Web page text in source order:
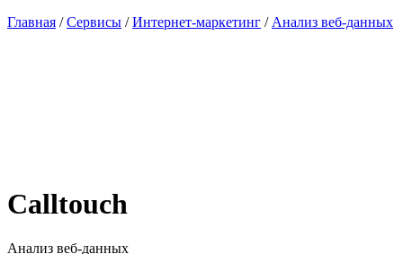
Главная / Сервисы / Интернет-маркетинг / Анализ веб-данных
Calltouch
Анализ веб-данных